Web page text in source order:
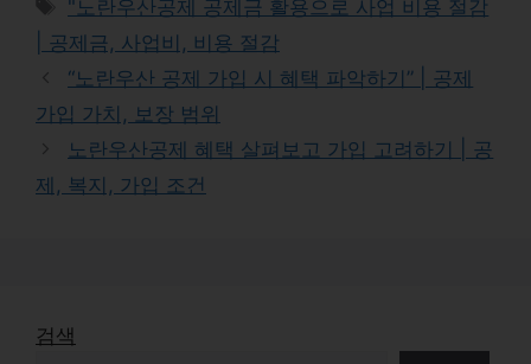
"노란우산공제 공제금 활용으로 사업 비용 절감
| 공제금, 사업비, 비용 절감
“노란우산 공제 가입 시 혜택 파악하기” | 공제
가입 가치, 보장 범위
노란우산공제 혜택 살펴보고 가입 고려하기 | 공
제, 복지, 가입 조건
검색